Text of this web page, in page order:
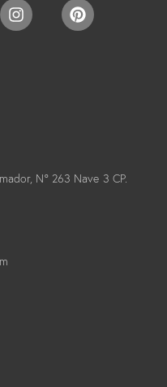
Nº 263 Nave 3 CP.